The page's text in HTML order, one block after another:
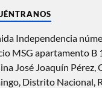
Independencia
MSG apartamento B
José Joaquín Pérez,
Distrito Nacional,